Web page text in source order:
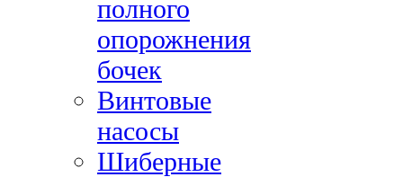
полного
опорожнения
бочек
Винтовые
насосы
Шиберные